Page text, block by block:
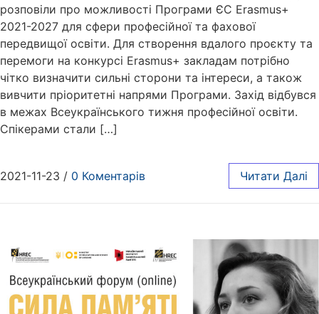
розповіли про можливості Програми ЄС Erasmus+
2021-2027 для сфери професійної та фахової
передвищої освіти. Для створення вдалого проєкту та
перемоги на конкурсі Erasmus+ закладам потрібно
чітко визначити сильні сторони та інтереси, а також
вивчити пріоритетні напрями Програми. Захід відбувся
в межах Всеукраїнського тижня професійної освіти.
Спікерами стали […]
2021-11-23 / 0 Коментарів Читати Далі